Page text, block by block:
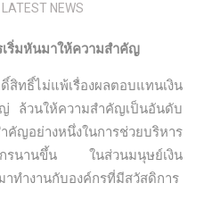
LATEST NEWS
ริ่มหันมาให้ความสำคัญ
สิทธิ์ไม่แพ้เรื่องผลตอบแทนเงิน
ล้วนให้ความสำคัญเป็นอันดับ
อย่างหนึ่งในการช่วยบริหาร
กรนานขึ้น ในส่วนมนุษย์เงิน
าทำงานกับองค์กรที่มีสวัสดิการ